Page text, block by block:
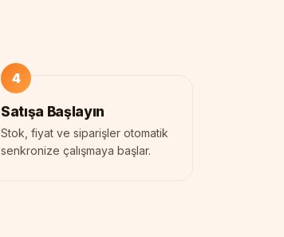
Satışa Başlayın
Stok, fiyat ve siparişler otomatik
senkronize çalışmaya başlar.